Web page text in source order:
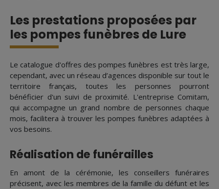
Les prestations proposées par
les pompes funèbres de Lure
Le catalogue d'offres des pompes funèbres est très large,
cependant, avec un réseau d’agences disponible sur tout le
territoire français, toutes les personnes pourront
bénéficier d'un suivi de proximité. L'entreprise Comitam,
qui accompagne un grand nombre de personnes chaque
mois, facilitera à trouver les pompes funèbres adaptées à
vos besoins.
Réalisation de funérailles
En amont de la cérémonie, les conseillers funéraires
précisent, avec les membres de la famille du défunt et les